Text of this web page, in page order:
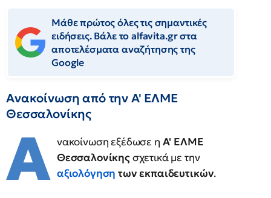
Μάθε πρώτος όλες τις σημαντικές
ειδήσεις. Βάλε το alfavita.gr στα
αποτελέσματα αναζήτησης της
Google
Ανακοίνωση από την Α' ΕΛΜΕ
Θεσσαλονίκης
Α νακοίνωση εξέδωσε η Α' ΕΛΜΕ
Θεσσαλονίκηςσχετικά με την
αξιολόγηση των εκπαιδευτικών.